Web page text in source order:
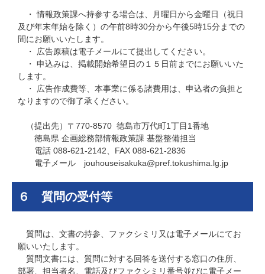
・ 情報政策課へ持参する場合は、月曜日から金曜日（祝日
及び年末年始を除く）の午前8時30分から午後5時15分までの
間にお願いいたします。
・ 広告原稿は電子メールにて提出してください。
・ 申込みは、掲載開始希望日の１５日前までにお願いいた
します。
・ 広告作成費等、本事業に係る諸費用は、申込者の負担と
なりますので御了承ください。
（提出先）〒770-8570 徳島市万代町1丁目1番地
徳島県 企画総務部情報政策課 基盤整備担当
電話 088-621-2142、FAX 088-621-2836
電子メール jouhouseisakuka@pref.tokushima.lg.jp
６ 質問の受付等
質問は、文書の持参、ファクシミリ又は電子メールにてお
願いいたします。
質問文書には、質問に対する回答を送付する窓口の住所、
部署、担当者名、電話及びファクシミリ番号並びに電子メー